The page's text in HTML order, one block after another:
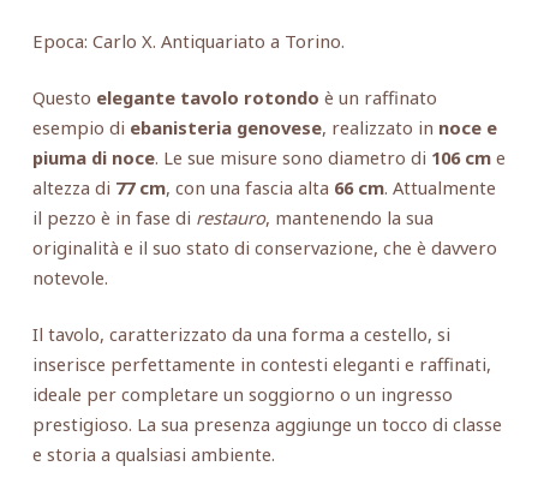
Epoca: Carlo X. Antiquariato a Torino.
Questo elegante tavolo rotondo è un raffinato
esempio di ebanisteria genovese, realizzato in noce e
piuma di noce. Le sue misure sono diametro di 106 cme
altezza di 77 cm, con una fascia alta 66 cm. Attualmente
il pezzo è in fase di restauro, mantenendo la sua
originalità e il suo stato di conservazione, che è davvero
notevole.
Il tavolo, caratterizzato da una forma a cestello, si
inserisce perfettamente in contesti eleganti e raffinati,
ideale per completare un soggiorno o un ingresso
prestigioso. La sua presenza aggiunge un tocco di classe
e storia a qualsiasi ambiente.